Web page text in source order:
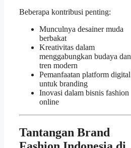
Beberapa kontribusi penting:
Munculnya desainer muda
berbakat
Kreativitas dalam
menggabungkan budaya dan
tren modern
Pemanfaatan platform digital
untuk branding
Inovasi dalam bisnis fashion
online
Tantangan Brand